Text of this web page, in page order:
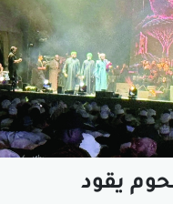
يقود